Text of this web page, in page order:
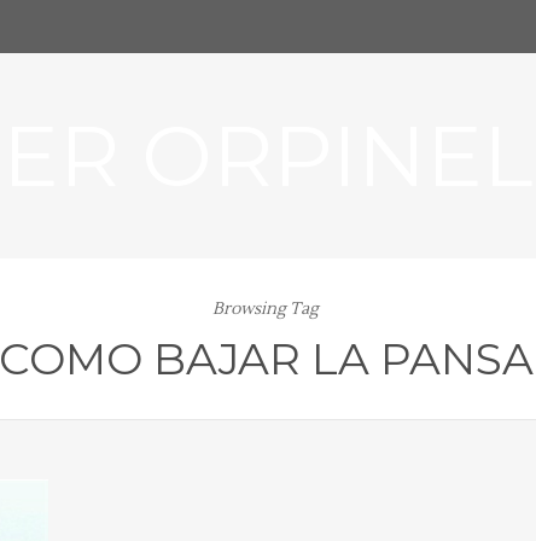
Browsing Tag
COMO BAJAR LA PANSA